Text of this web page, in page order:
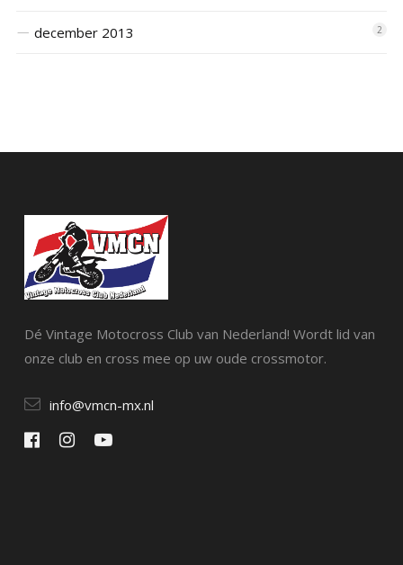
december 2013 2
Dé Vintage Motocross Club van Nederland! Wordt lid van
onze club en cross mee op uw oude crossmotor.
info@vmcn-mx.nl